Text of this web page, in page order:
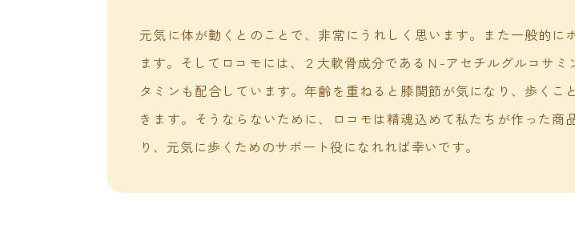
元気に体が動くとのことで、非常にうれしく思います。また一般的
ます。そしてロコモには、２大軟骨成分であるＮ-アセチルグルコサ
タミンも配合しています。年齢を重ねると膝関節が気になり、歩く
きます。そうならないために、ロコモは精魂込めて私たちが作った
り、元気に歩くためのサポート役になれれば幸いです。